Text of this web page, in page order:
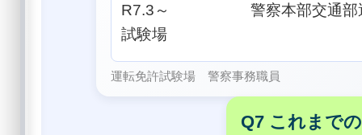
R7.3～ 警察本部交通部運
試験場
運転免許試験場 警察事務職員
Q7 これまで